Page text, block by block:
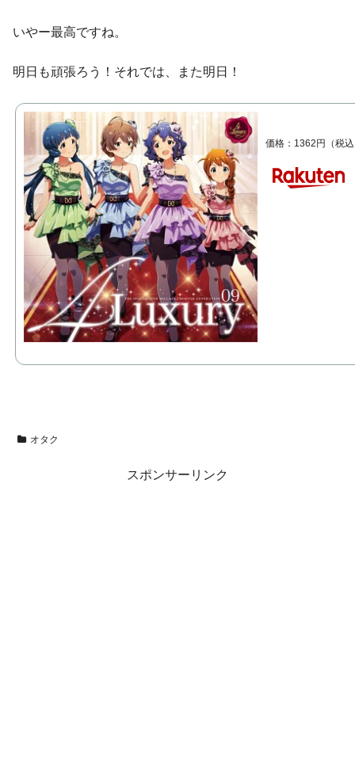
いやー最高ですね。
明日も頑張ろう！それでは、また明日！
価格：1362円（税
オタク
スポンサーリンク